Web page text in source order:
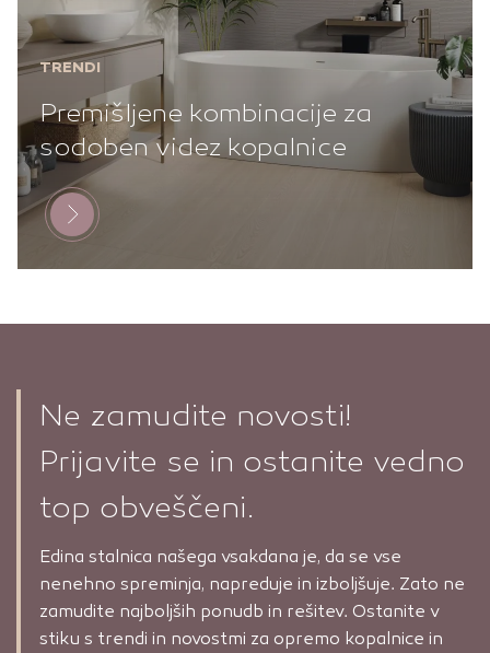
TRENDI
Premišljene kombinacije za
sodoben videz kopalnice
Ne zamudite novosti!
Prijavite se in ostanite vedno
top obveščeni.
Edina stalnica našega vsakdana je, da se vse
nenehno spreminja, napreduje in izboljšuje. Zato ne
zamudite najboljših ponudb in rešitev. Ostanite v
stiku s trendi in novostmi za opremo kopalnice in